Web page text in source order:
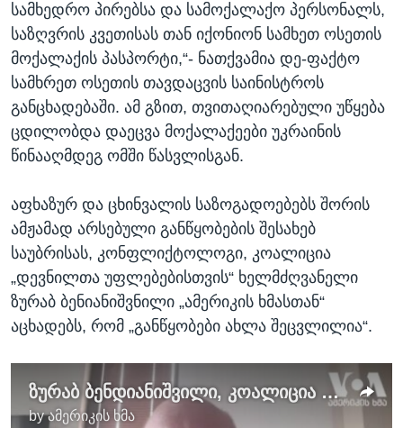
სამხედრო პირებსა და სამოქალაქო პერსონალს,
საზღვრის კვეთისას თან იქონიონ სამხეთ ოსეთის
მოქალაქის პასპორტი,“- ნათქვამია დე-ფაქტო
სამხრეთ ოსეთის თავდაცვის საინისტროს
განცხადებაში. ამ გზით, თვითაღიარებული უწყება
ცდილობდა დაეცვა მოქალაქეები უკრაინის
წინააღმდეგ ომში წასვლისგან.
აფხაზურ და ცხინვალის საზოგადოებებს შორის
ამჟამად არსებული განწყობების შესახებ
საუბრისას, კონფლიქტოლოგი, კოალიცია
„დევნილთა უფლებებისთვის“ ხელმძღვანელი
ზურაბ ბენიანიშვნილი „ამერიკის ხმასთან“
აცხადებს, რომ „განწყობები ახლა შეცვლილია“.
ზურაბ ბენდიანიშვილი, კოალიცია „დევნილთა უფლებებისთვის“ ხელმძღვანელი
byამერიკის ხმა